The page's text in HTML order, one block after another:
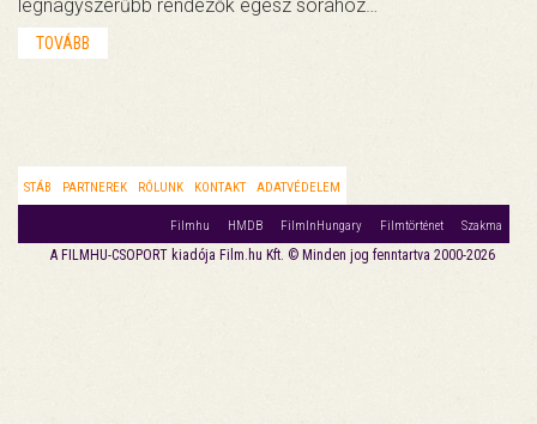
legnagyszerűbb rendezők egész sorához…
TOVÁBB
STÁB PARTNEREK RÓLUNK KONTAKT ADATVÉDELEM
Filmhu HMDB FilmInHungary Filmtörténet Szakma
A FILMHU-CSOPORT kiadója Film.hu Kft. © Minden jog fenntartva 2000-2026